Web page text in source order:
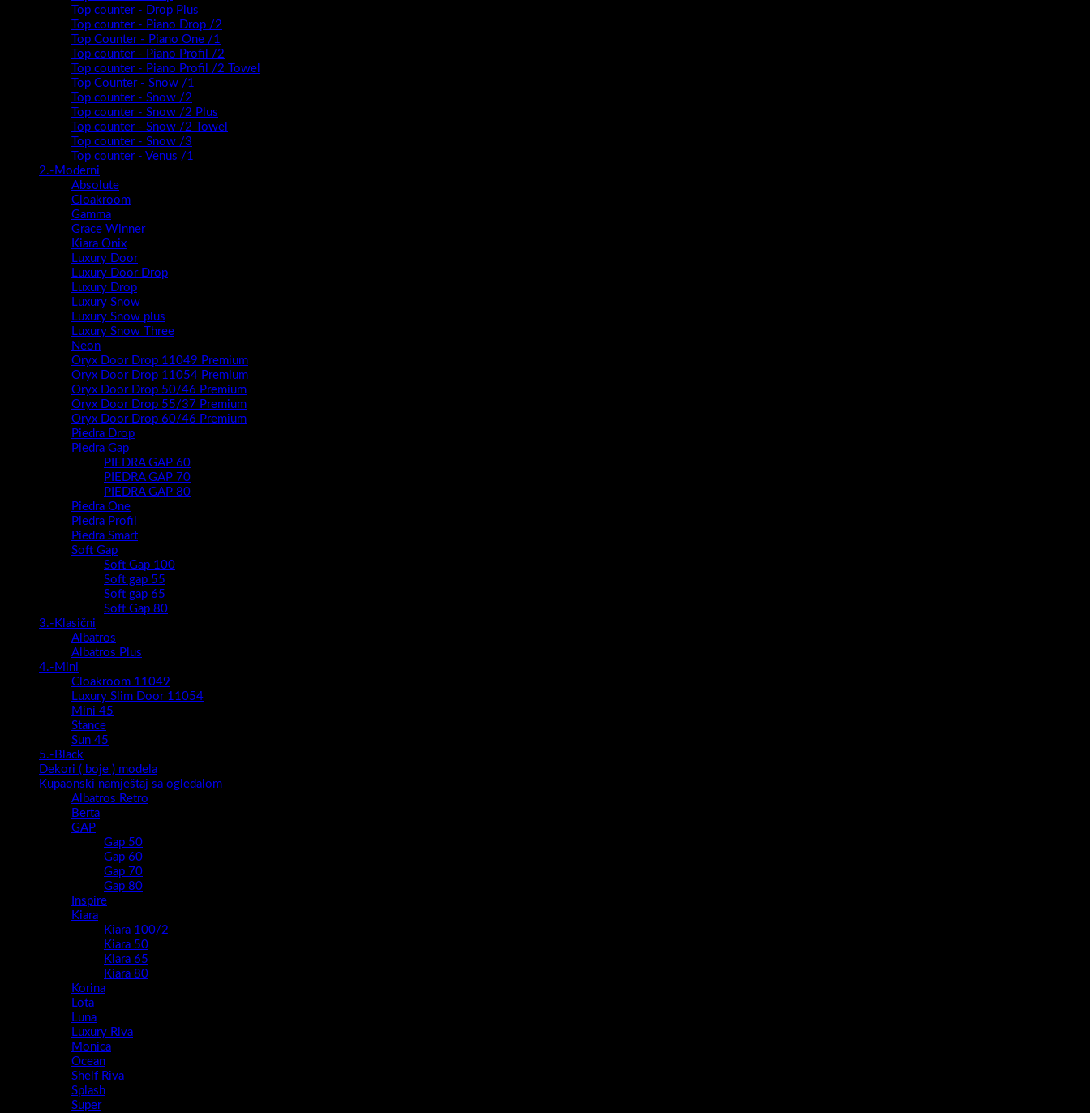
Top counter - Drop Plus
Top counter - Piano Drop /2
Top Counter - Piano One /1
Top counter - Piano Profil /2
Top counter - Piano Profil /2 Towel
Top Counter - Snow /1
Top counter - Snow /2
Top counter - Snow /2 Plus
Top counter - Snow /2 Towel
Top counter - Snow /3
Top counter - Venus /1
2.-Moderni
Absolute
Cloakroom
Gamma
Grace Winner
Kiara Onix
Luxury Door
Luxury Door Drop
Luxury Drop
Luxury Snow
Luxury Snow plus
Luxury Snow Three
Neon
Oryx Door Drop 11049 Premium
Oryx Door Drop 11054 Premium
Oryx Door Drop 50/46 Premium
Oryx Door Drop 55/37 Premium
Oryx Door Drop 60/46 Premium
Piedra Drop
Piedra Gap
PIEDRA GAP 60
PIEDRA GAP 70
PIEDRA GAP 80
Piedra One
Piedra Profil
Piedra Smart
Soft Gap
Soft Gap 100
Soft gap 55
Soft gap 65
Soft Gap 80
3.-Klasični
Albatros
Albatros Plus
4.-Mini
Cloakroom 11049
Luxury Slim Door 11054
Mini 45
Stance
Sun 45
5.-Black
Dekori ( boje ) modela
Kupaonski namještaj sa ogledalom
Albatros Retro
Berta
GAP
Gap 50
Gap 60
Gap 70
Gap 80
Inspire
Kiara
Kiara 100/2
Kiara 50
Kiara 65
Kiara 80
Korina
Lota
Luna
Luxury Riva
Monica
Ocean
Shelf Riva
Splash
Super